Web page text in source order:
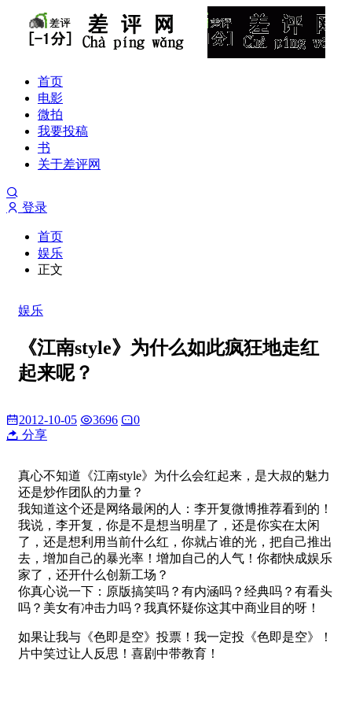
首页
电影
微拍
我要投稿
书
关于差评网
登录
首页
娱乐
正文
娱乐
《江南style》为什么如此疯狂地走红
起来呢？
2012-10-05 3696
0
分享
真心不知道《江南style》为什么会红起来，是大叔的魅力
还是炒作团队的力量？
我知道这个还是网络最闲的人：李开复微博推荐看到的！
我说，李开复，你是不是想当明星了，还是你实在太闲
了，还是想利用当前什么红，你就占谁的光，把自己推出
去，增加自己的暴光率！增加自己的人气！你都快成娱乐
家了，还开什么创新工场？
你真心说一下：原版搞笑吗？有内涵吗？经典吗？有看头
吗？美女有冲击力吗？我真怀疑你这其中商业目的呀！
如果让我与《色即是空》投票！我一定投《色即是空》！
片中笑过让人反思！喜剧中带教育！